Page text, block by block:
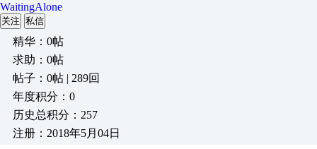
WaitingAlone
关注 私信
精华：0帖
求助：0帖
帖子：0帖 | 289回
年度积分：0
历史总积分：257
注册：2018年5月04日